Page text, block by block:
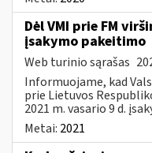
Dėl VMI prie FM
įsakymo pakeitimo
Web turinio sąrašas
Informuojame, kad
prie Lietuvos
2021 m. vasario 9 d.
Metai: 2021